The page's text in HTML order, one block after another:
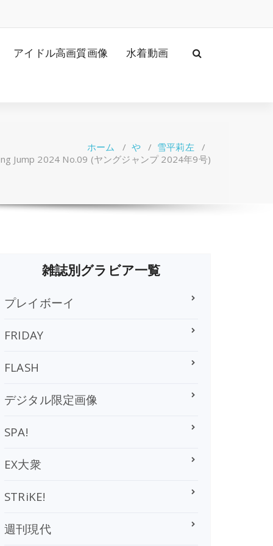
アイドル高画質画像 水着動画
ホーム / や/ 雪平莉左 /
Jump 2024 No.09 (ヤングジャンプ 2024年9号)
雑誌別グラビア一覧
プレイボーイ
FRIDAY
FLASH
デジタル限定画像
SPA!
EX大衆
STRiKE!
週刊現代